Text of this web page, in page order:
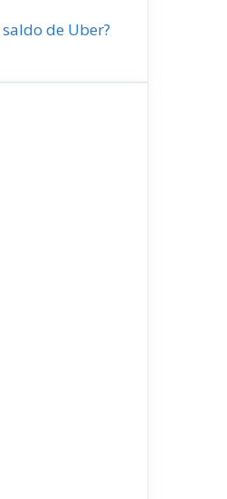
de Uber?